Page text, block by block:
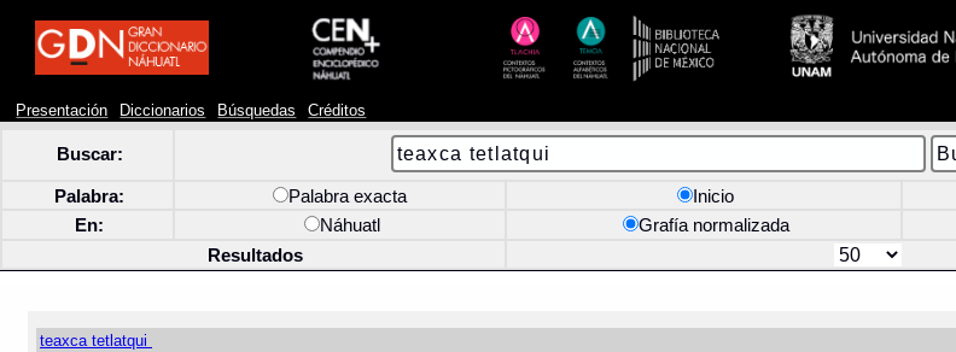
Presentación Diccionarios Búsquedas Créditos
Buscar:
Palabra: Palabra exacta Inicio
En:
Náhuatl Grafía normalizada
Resultados
teaxca tetlatqui